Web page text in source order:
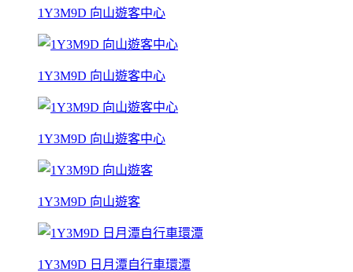
1Y3M9D 向山遊客中心
1Y3M9D 向山遊客中心
1Y3M9D 向山遊客中心
1Y3M9D 向山遊客
1Y3M9D 日月潭自行車環潭